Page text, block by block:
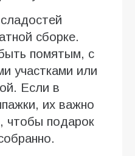
сборке.
помятым, с
участками или
Если в
их важно
чтобы подарок